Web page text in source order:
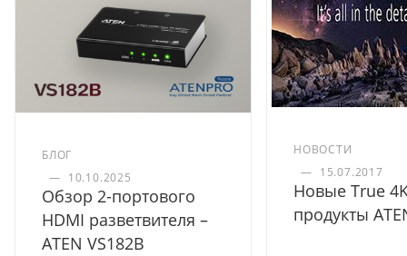
БЛОГ
— 10.10.2025
Обзор 2-портового
HDMI разветвителя –
ATEN VS182B
НОВОСТИ
— 15.07.2017
Новые True
продукты